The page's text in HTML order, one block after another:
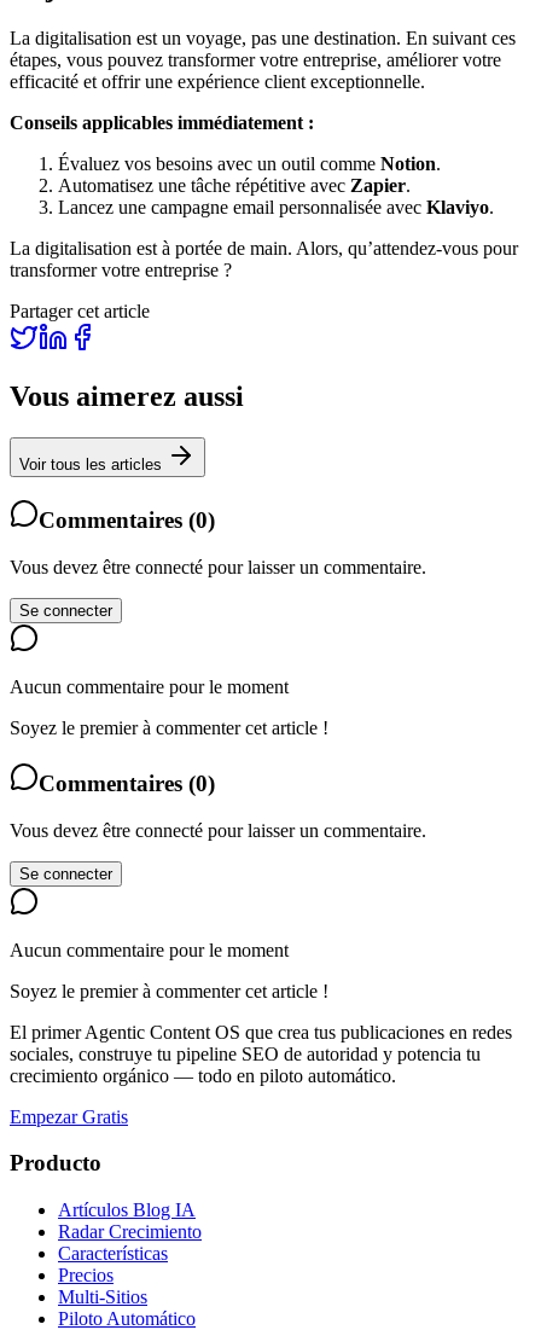
La digitalisation est un voyage, pas une destination. En suivant ces
étapes, vous pouvez transformer votre entreprise, améliorer votre
efficacité et offrir une expérience client exceptionnelle.
Conseils applicables immédiatement :
Évaluez vos besoins avec un outil comme Notion.
Automatisez une tâche répétitive avec Zapier.
Lancez une campagne email personnalisée avec Klaviyo.
La digitalisation est à portée de main. Alors, qu’attendez-vous pour
transformer votre entreprise ?
Partager cet article
Vous aimerez aussi
Voir tous les articles
Commentaires (0)
Vous devez être connecté pour laisser un commentaire.
Se connecter
Aucun commentaire pour le moment
Soyez le premier à commenter cet article !
Commentaires (0)
Vous devez être connecté pour laisser un commentaire.
Se connecter
Aucun commentaire pour le moment
Soyez le premier à commenter cet article !
El primer Agentic Content OS que crea tus publicaciones en redes
sociales, construye tu pipeline SEO de autoridad y potencia tu
crecimiento orgánico — todo en piloto automático.
Empezar Gratis
Producto
Artículos Blog IA
Radar Crecimiento
Características
Precios
Multi-Sitios
Piloto Automático